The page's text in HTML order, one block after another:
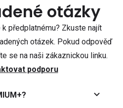
otázky
předplatnému? Zkuste najít
otázek. Pokud odpověď
se na naši zákaznickou linku.
podporu